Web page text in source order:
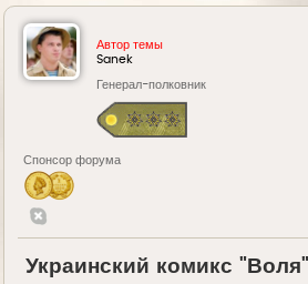
Автор темы
Sanek
Генерал-полковник
Спонсор форума
Украинский комикс "Воля"